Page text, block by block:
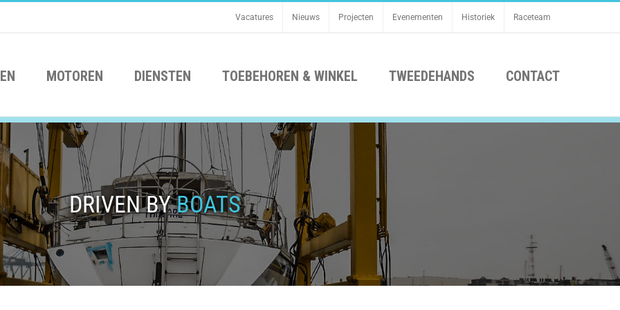
Vacatures Nieuws Projecten Evenementen Historiek Raceteam
MOTOREN DIENSTEN TOEBEHOREN & WINKEL TWEEDEHANDS CONTACT
DRIVEN BYBOATS